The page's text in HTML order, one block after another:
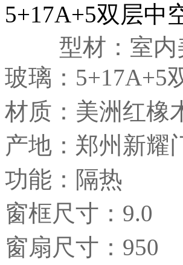
5+17A+5双层中
型材：室
玻璃：5+17A+5
材质：美洲红橡
产地：郑州新耀
功能：隔热
窗框尺寸：9.0
窗扇尺寸：950